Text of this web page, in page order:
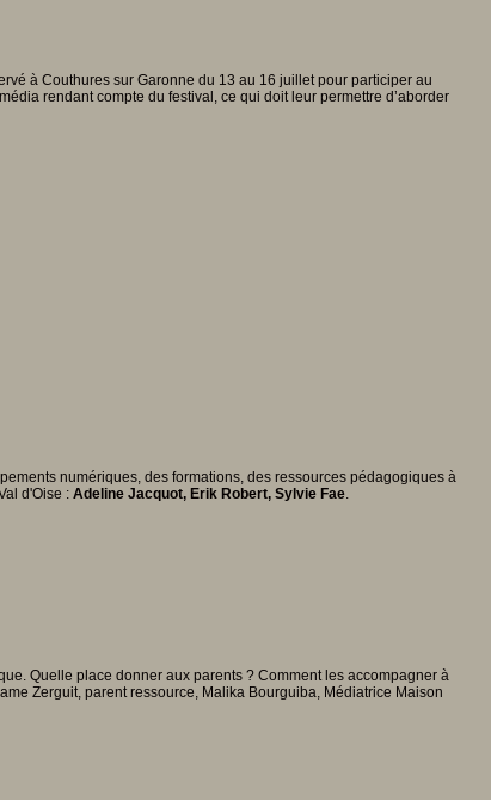
à Couthures sur Garonne du 13 au 16 juillet pour participer au
rendant compte du festival, ce qui doit leur permettre d’aborder
numériques, des formations, des ressources pédagogiques à
d'Oise : Adeline Jacquot, Erik Robert, Sylvie Fae.
Quelle place donner aux parents ? Comment les accompagner à
Zerguit, parent ressource, Malika Bourguiba, Médiatrice Maison